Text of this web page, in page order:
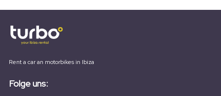
Rent a car an motorbikes in Ibiza
Folge uns: